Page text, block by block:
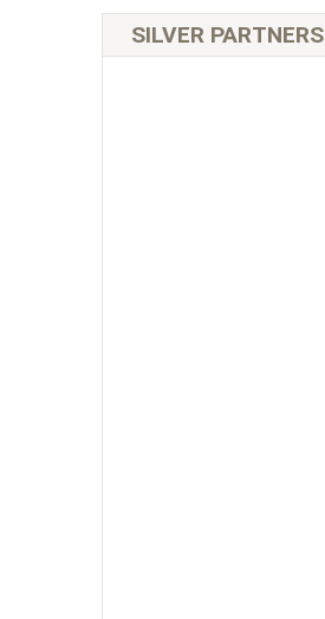
SILVER PARTNERS